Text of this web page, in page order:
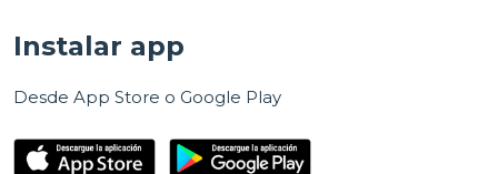
Instalar app
Desde App Store o Google Play